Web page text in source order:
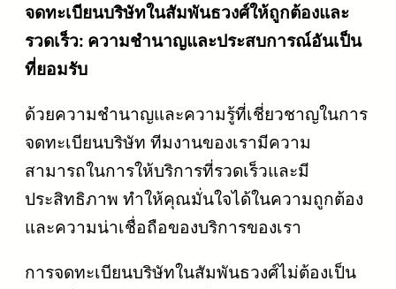
จดทะเบียนบริษัทในสัมพันธวงศ์ให้ถูกต้องและ
รวดเร็ว: ความชำนาญและประสบการณ์อันเป็น
ที่ยอมรับ
ด้วยความชำนาญและความรู้ที่เชี่ยวชาญในการ
จดทะเบียนบริษัท ทีมงานของเรามีความ
สามารถในการให้บริการที่รวดเร็วและมี
ประสิทธิภาพ ทำให้คุณมั่นใจได้ในความถูกต้อง
และความน่าเชื่อถือของบริการของเรา
การจดทะเบียนบริษัทในสัมพันธวงศ์ไม่ต้องเป็น